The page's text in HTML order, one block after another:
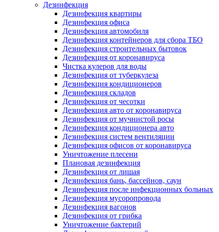
Дезинфекция
Дезинфекция квартиры
Дезинфекция офиса
Дезинфекция автомобиля
Дезинфекция контейнеров для сбора ТБО
Дезинфекция строительных бытовок
Дезинфекция от коронавируса
Чистка кулеров для воды
Дезинфекция от туберкулеза
Дезинфекция кондиционеров
Дезинфекция складов
Дезинфекция от чесотки
Дезинфекция авто от коронавируса
Дезинфекция от мучнистой росы
Дезинфекция кондиционера авто
Дезинфекция систем вентиляции
Дезинфекция офисов от коронавируса
Уничтожение плесени
Плановая дезинфекция
Дезинфекция от лишая
Дезинфекция бань, бассейнов, саун
Дезинфекция после инфекционных больных
Дезинфекция мусоропровода
Дезинфекция вагонов
Дезинфекция от грибка
Уничтожение бактерий